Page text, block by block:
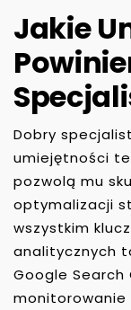
Jakie
Dobry
umiejętności
pozwolą mu
optymalizacji
wszystkim
analitycznych
Google Search
monitorowanie